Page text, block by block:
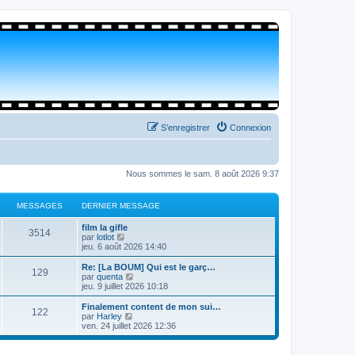
Connexion
S’enregistrer
Nous sommes le sam. 8 août 2026 9:37
MESSAGES DERNIER MESSAGE
3514
film la gifle
par lotlot
o
i
r
l
e
e
r
n
i
e
jeu. 6 août 2026 14:40
129
Re: [La BOUM] Qui est le garç…
par quenta
o
i
r
e
e
jeu. 9 juillet 2026 10:18
122
Finalement content de mon sui…
par Harley
o
i
ven. 24 juillet 2026 12:36